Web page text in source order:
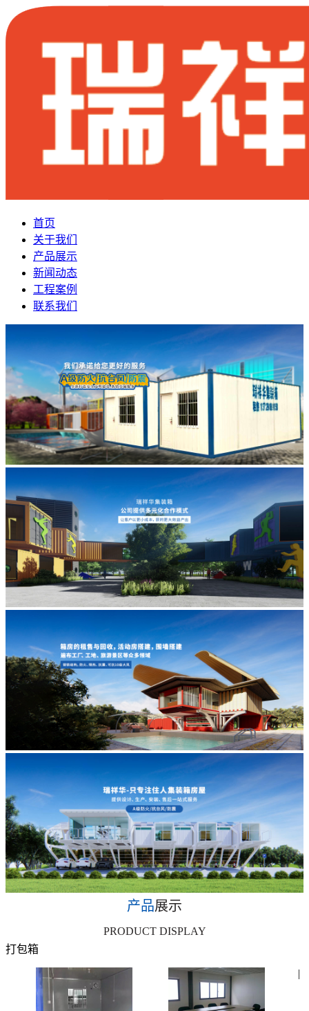
首页
关于我们
产品展示
新闻动态
工程案例
联系我们
产品展示
PRODUCT DISPLAY
打包箱
|